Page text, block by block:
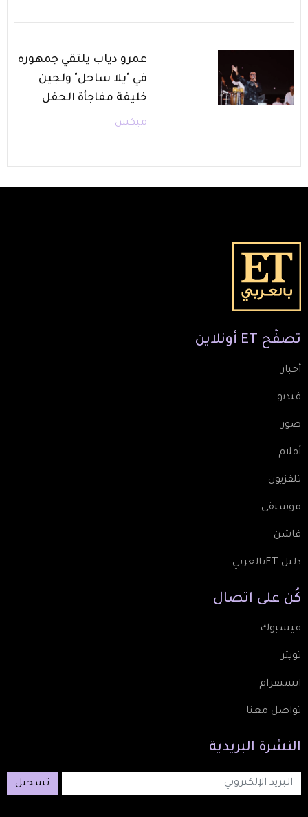
عمرو دياب يلتقي جمهوره
في "يلا ساحل" ولجين
خليفة مفاجأة الحفل
ميكس
تصفّح ET أونلاين
أخبار
فيديو
صور
أفلام
تلفزيون
موسيقى
فاشن
دليل ETبالعربي
كُن على اتصال
فيسبوك
تويتر
انستقرام
تواصل معنا
النشرة البريدية
تسجيل